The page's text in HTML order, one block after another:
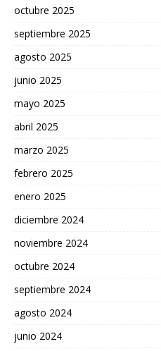
octubre 2025
septiembre 2025
agosto 2025
junio 2025
mayo 2025
abril 2025
marzo 2025
febrero 2025
enero 2025
diciembre 2024
noviembre 2024
octubre 2024
septiembre 2024
agosto 2024
junio 2024